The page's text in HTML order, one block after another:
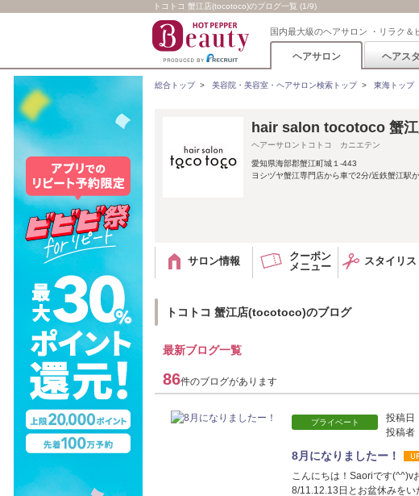
トコトコ 蟹江店(tocotoco)のブログ一覧 (1/9)
国内最大級のヘアサロン ・リラク＆
ヘアサロン ヘアス
総合トップ> 美容院・美容室・ヘアサロン検索トップ> 東海トップ
hair salon tocotoco 蟹江
ヘアーサロントコトコ カニエテン
愛知県海部郡蟹江町城１-443
ヨシヅヤ蟹江専門店から車で2分/近鉄蟹江駅
サロン情報
クーポン
メニュー
スタイリス
トコトコ 蟹江店(tocotoco)のブログ
最新ブログ一覧
86件のブログがあります
プライベート 投稿日
投稿者
8月になりましたー！
こんにちは！Saoriです(^^)v
8/11.12.13日とお盆休みをい